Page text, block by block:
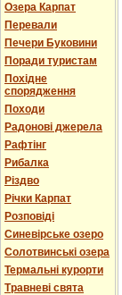
Озера Карпат
Перевали
Печери Буковини
Поради туристам
Похідне
спорядження
Походи
Радонові джерела
Рафтінг
Рибалка
Різдво
Річки Карпат
Розповіді
Синевірське озеро
Солотвинські озера
Термальні курорти
Травневі свята